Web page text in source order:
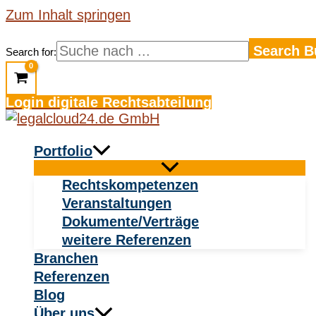
Zum Inhalt springen
Search for: Search
Login digitale Rechtsabteilung
Portfolio
Rechtskompetenzen
Veranstaltungen
Dokumente/Verträge
weitere Referenzen
Branchen
Referenzen
Blog